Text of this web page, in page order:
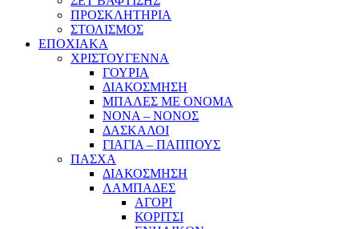
ΠΡΟΣΚΛΗΤΗΡΙΑ
ΣΤΟΛΙΣΜΟΣ
ΕΠΟΧΙΑΚΑ
ΧΡΙΣΤΟΥΓΕΝΝΑ
ΓΟΥΡΙΑ
ΔΙΑΚΟΣΜΗΣΗ
ΜΠΑΛΕΣ ΜΕ ΟΝΟΜΑ
ΝΟΝΑ – ΝΟΝΟΣ
ΔΑΣΚΑΛΟΙ
ΓΙΑΓΙΑ – ΠΑΠΠΟΥΣ
ΠΑΣΧΑ
ΔΙΑΚΟΣΜΗΣΗ
ΛΑΜΠΑΔΕΣ
ΑΓΟΡΙ
ΚΟΡΙΤΣΙ